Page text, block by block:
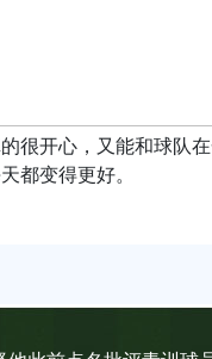
很开心，又能和球队
都变得更好。